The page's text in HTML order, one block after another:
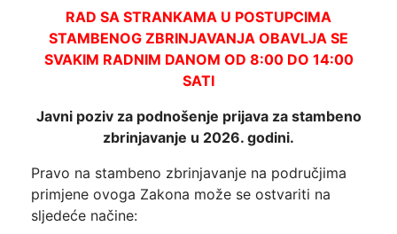
RAD SA STRANKAMA U POSTUPCIMA
STAMBENOG ZBRINJAVANJA OBAVLJA SE
SVAKIM RADNIM DANOM OD 8:00 DO 14:00
SATI
Javni poziv za podnošenje prijava za stambeno
zbrinjavanje u 2026. godini.
Pravo na stambeno zbrinjavanje na područjima
primjene ovoga Zakona može se ostvariti na
sljedeće načine: